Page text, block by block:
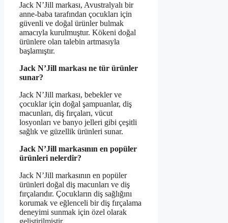
Jack N’Jill markası, Avustralyalı bir
anne-baba tarafından çocukları için
güvenli ve doğal ürünler bulmak
amacıyla kurulmuştur. Kökeni doğal
ürünlere olan talebin artmasıyla
başlamıştır.
Jack N’Jill markası ne tür ürünler
sunar?
Jack N’Jill markası, bebekler ve
çocuklar için doğal şampuanlar, diş
macunları, diş fırçaları, vücut
losyonları ve banyo jelleri gibi çeşitli
sağlık ve güzellik ürünleri sunar.
Jack N’Jill markasının en popüler
ürünleri nelerdir?
Jack N’Jill markasının en popüler
ürünleri doğal diş macunları ve diş
fırçalarıdır. Çocukların diş sağlığını
korumak ve eğlenceli bir diş fırçalama
deneyimi sunmak için özel olarak